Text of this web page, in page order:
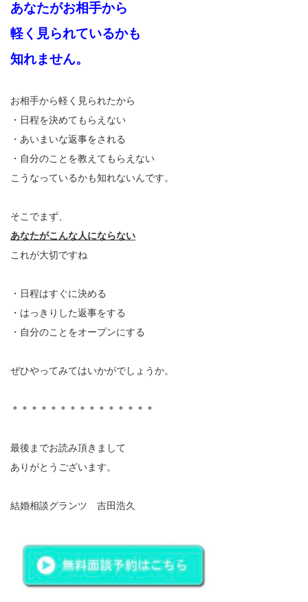
あなたがお相手から
軽く見られているかも
知れません。
お相手から軽く見られたから
・日程を決めてもらえない
・あいまいな返事をされる
・自分のことを教えてもらえない
こうなっているかも知れないんです。
そこでまず、
あなたがこんな人にならない
これが大切ですね
・日程はすぐに決める
・はっきりした返事をする
・自分のことをオープンにする
ぜひやってみてはいかがでしょうか。
＊＊＊＊＊＊＊＊＊＊＊＊＊＊＊
最後までお読み頂きまして
ありがとうございます。
結婚相談グランツ 吉田浩久